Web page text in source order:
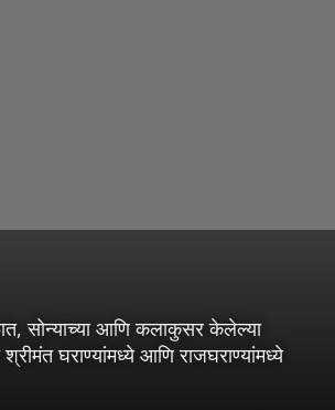
सोन्याच्या आणि कलाकुसर केलेल्या
श्रीमंत घराण्यांमध्ये आणि राजघराण्यांमध्ये